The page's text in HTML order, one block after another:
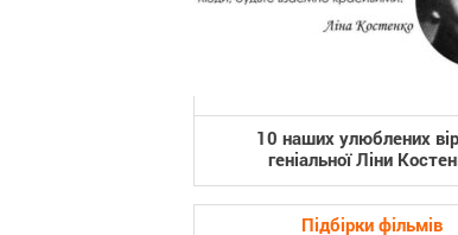
10 наших улюблених
геніальної Ліни
Підбірки фільмів